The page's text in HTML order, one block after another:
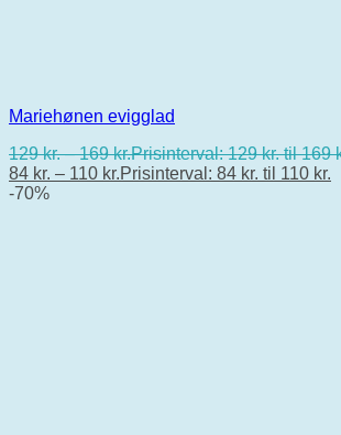
Mariehønen evigglad
129kr. – 169kr.Prisinterval: 129 kr. til 169
84 kr. – 110 kr.Prisinterval: 84 kr. til 110 kr.
-70%